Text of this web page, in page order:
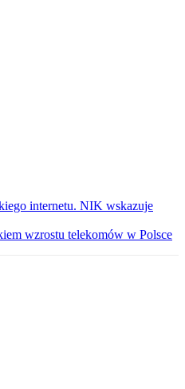
internetu. NIK wskazuje
wzrostu telekomów w Polsce